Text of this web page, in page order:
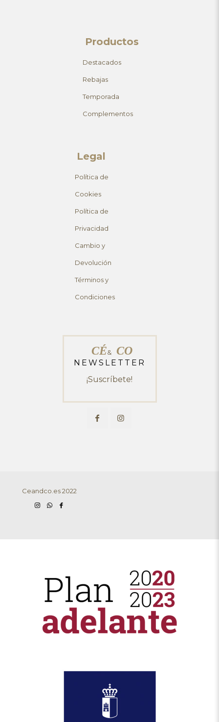
Productos
Destacados
Rebajas
Temporada
Complementos
Legal
Política de
Cookies
Política de
Privacidad
Cambio y
Devolución
Términos y
Condiciones
CÉ& CO
NEWSLETTER
¡Suscríbete!
Ceandco.es 2022